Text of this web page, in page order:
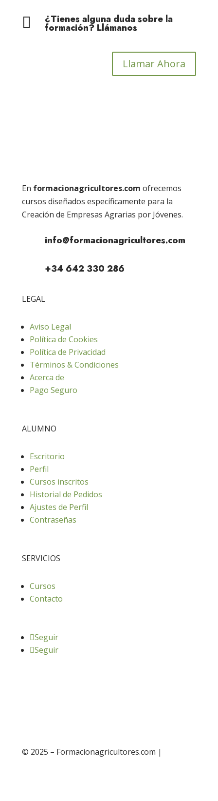
 ¿Tienes alguna duda sobre la
formación? Llámanos
Llamar Ahora
En formacionagricultores.com ofrecemos
cursos diseñados específicamente para la
Creación de Empresas Agrarias por Jóvenes.
info@formacionagricultores.com
+34 642 330 286
LEGAL
Aviso Legal
Política de Cookies
Política de Privacidad
Términos & Condiciones
Acerca de
Pago Seguro
ALUMNO
Escritorio
Perfil
Cursos inscritos
Historial de Pedidos
Ajustes de Perfil
Contraseñas
SERVICIOS
Cursos
Contacto
Seguir
Seguir
© 2025 – Formacionagricultores.com |